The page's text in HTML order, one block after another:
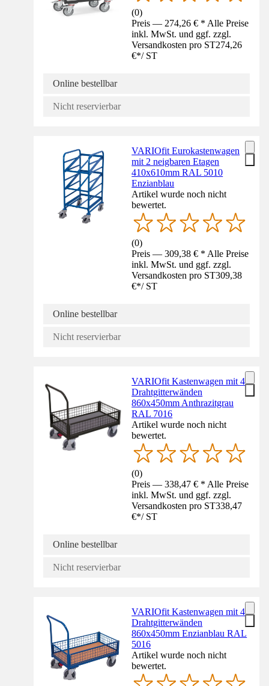
(0)
Preis — 274,26 € * Alle Preise
inkl. MwSt. und ggf. zzgl.
Versandkosten pro ST274,26
€*/ ST
Online bestellbar
Nicht reservierbar
VARIOfit Eurokastenwagen
mit 2 neigbaren Etagen
410x610mm RAL 5010
Enzianblau
Artikel wurde noch nicht
bewertet.
(0)
Preis — 309,38 € * Alle Preise
inkl. MwSt. und ggf. zzgl.
Versandkosten pro ST309,38
€*/ ST
Online bestellbar
Nicht reservierbar
VARIOfit Kastenwagen mit 4
Drahtgitterwänden
860x450mm Anthrazitgrau
RAL 7016
Artikel wurde noch nicht
bewertet.
(0)
Preis — 338,47 € * Alle Preise
inkl. MwSt. und ggf. zzgl.
Versandkosten pro ST338,47
€*/ ST
Online bestellbar
Nicht reservierbar
VARIOfit Kastenwagen mit 4
Drahtgitterwänden
860x450mm Enzianblau RAL
5016
Artikel wurde noch nicht
bewertet.